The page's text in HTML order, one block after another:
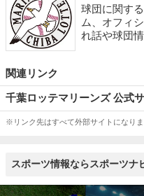
球団に関す
ム、オフィ
れ話や球団
関連リンク
千葉ロッテマリーンズ 公式
※リンク先はすべて外部サイトになり
スポーツ情報ならスポーツナ